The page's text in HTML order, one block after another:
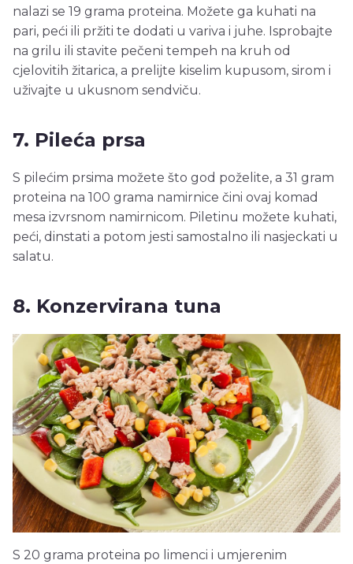
nalazi se 19 grama proteina. Možete ga kuhati na
pari, peći ili pržiti te dodati u variva i juhe. Isprobajte
na grilu ili stavite pečeni tempeh na kruh od
cjelovitih žitarica, a prelijte kiselim kupusom, sirom i
uživajte u ukusnom sendviču.
7. Pileća prsa
S pilećim prsima možete što god poželite, a 31 gram
proteina na 100 grama namirnice čini ovaj komad
mesa izvrsnom namirnicom. Piletinu možete kuhati,
peći, dinstati a potom jesti samostalno ili nasjeckati u
salatu.
8. Konzervirana tuna
S 20 grama proteina po limenci i umjerenim